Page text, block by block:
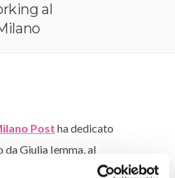
al
Post ha dedicato
Giulia Iemma, al
Young